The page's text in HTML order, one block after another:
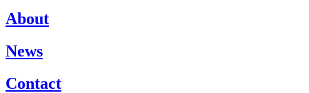
About
News
Contact